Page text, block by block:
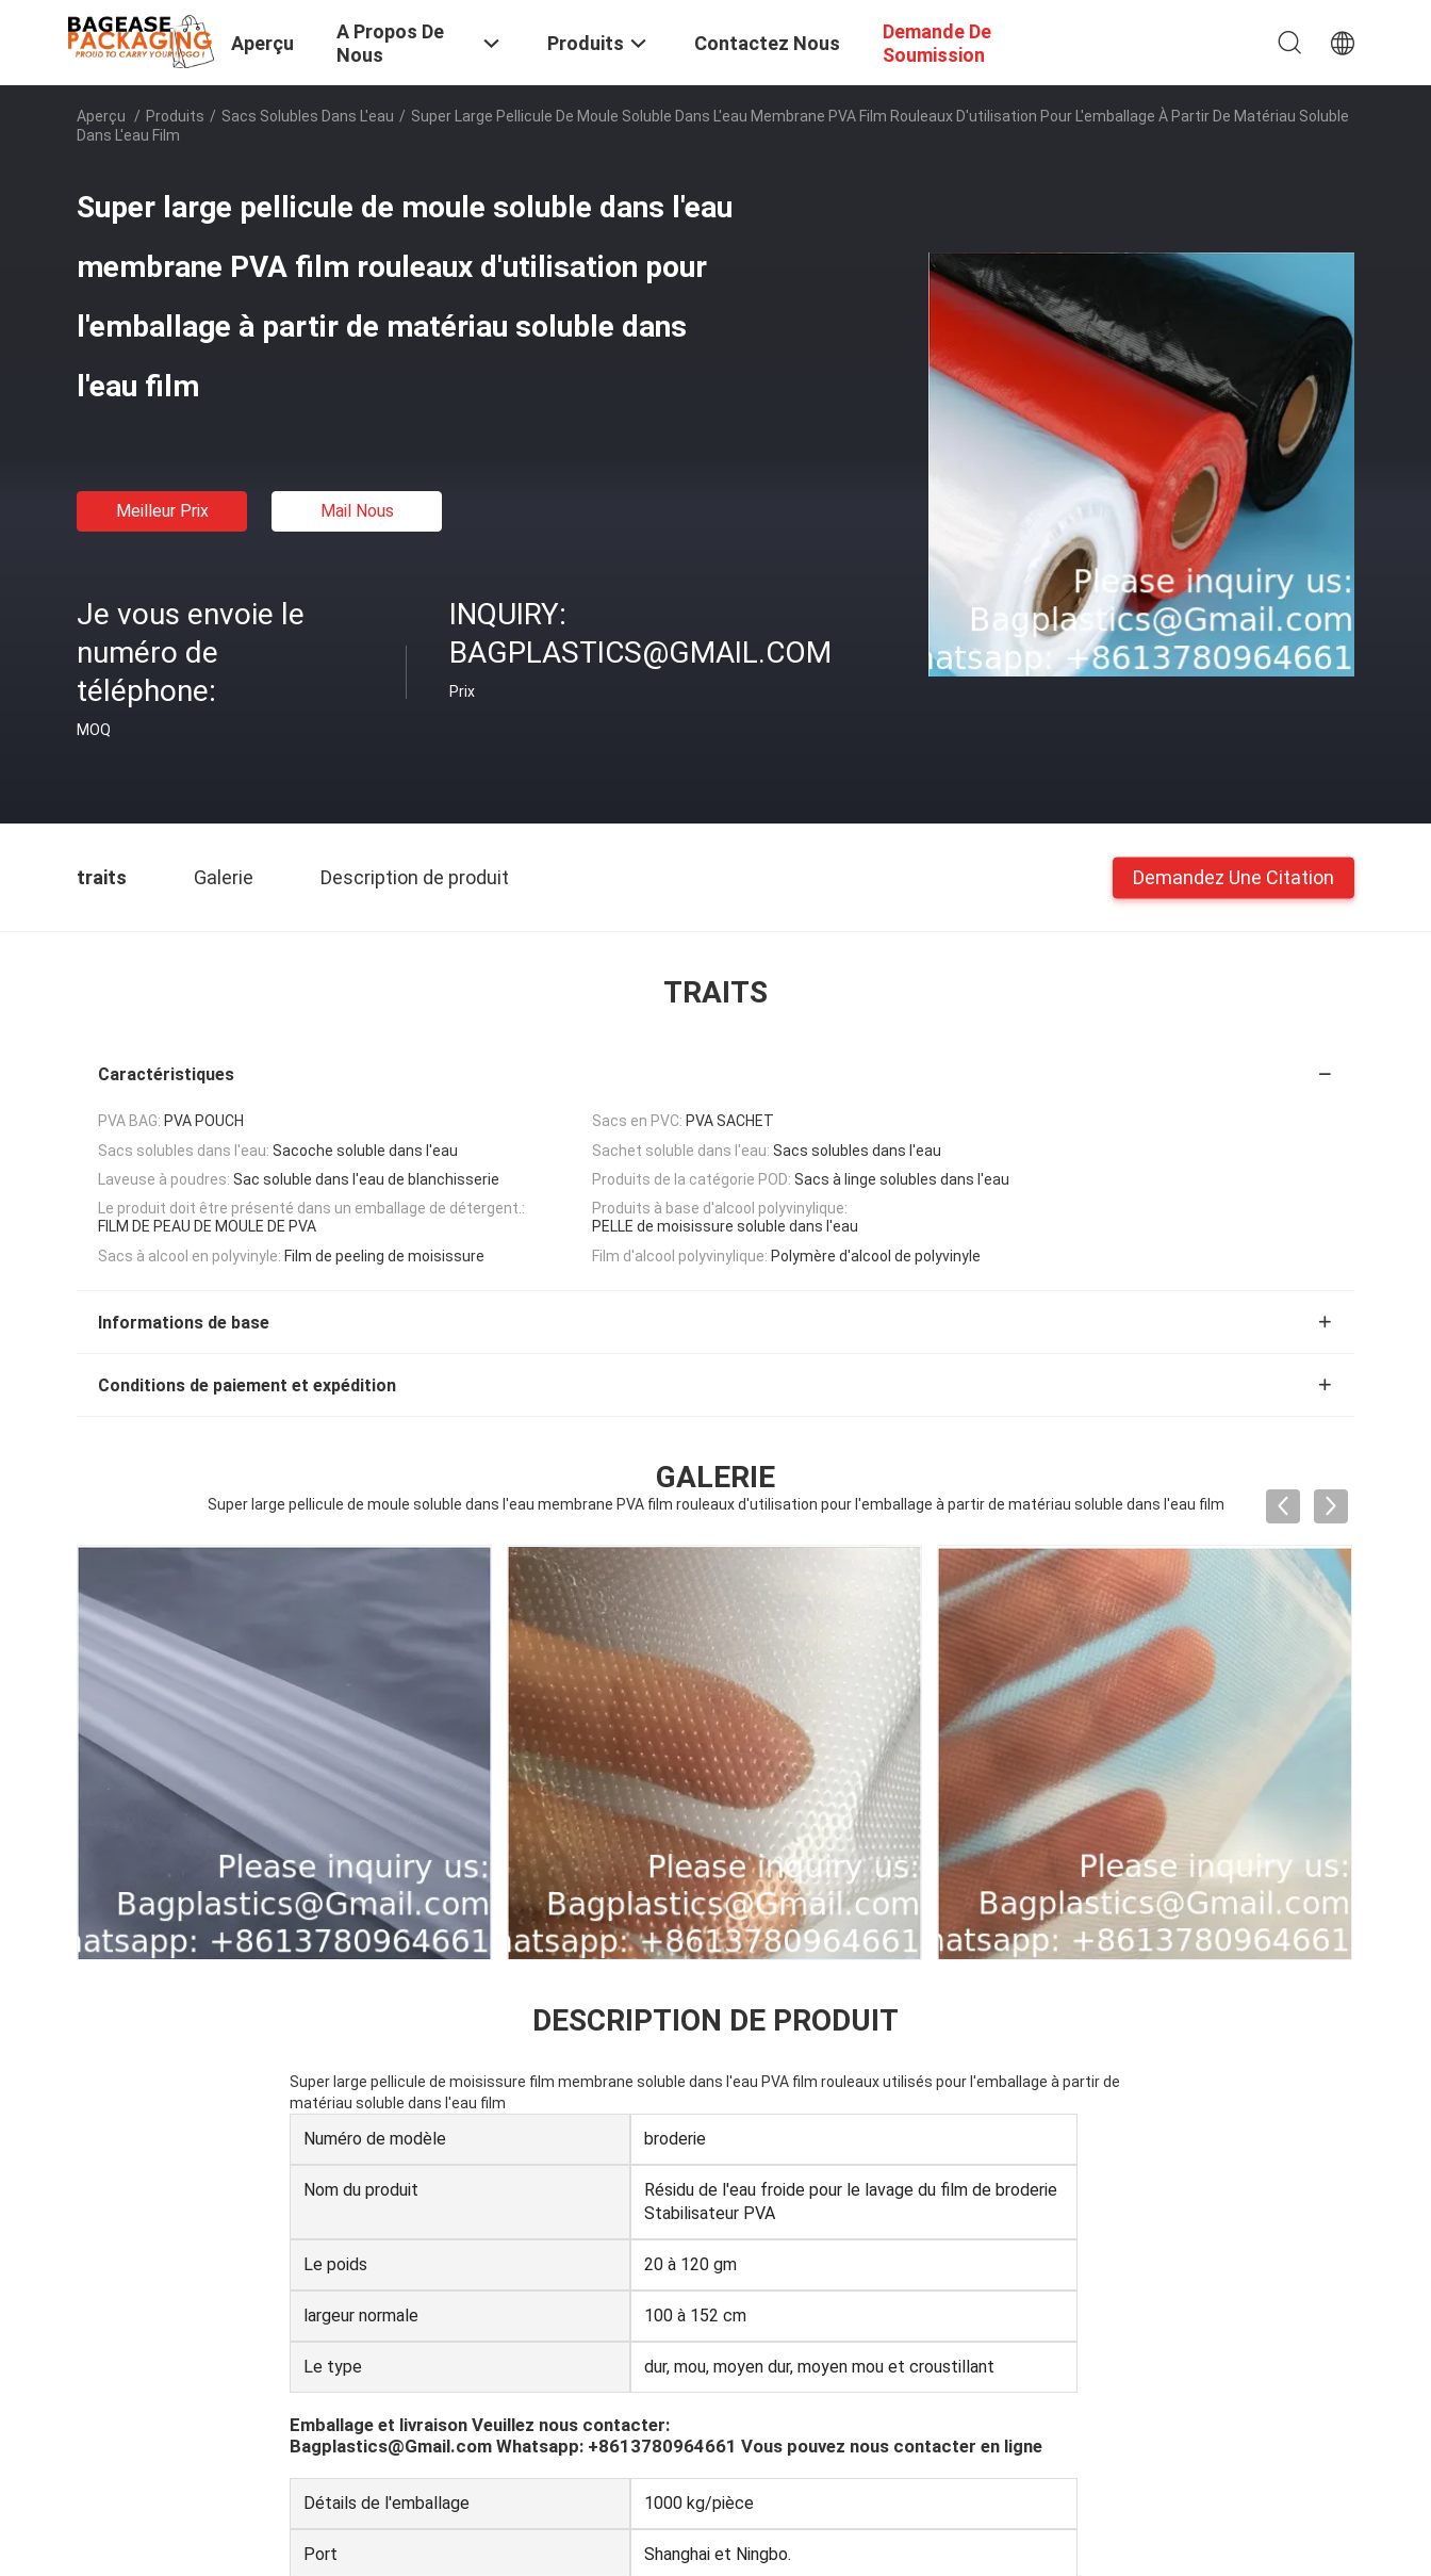
Aperçu
A Propos De
Nous
Produits Contactez Nous
Demande De
Soumission
Aperçu / Produits / Sacs Solubles Dans L'eau / Super Large Pellicule De Moule Soluble Dans L'eau Membrane PVA Film Rouleaux D'utilisation Pour L'emballage À Partir De Matériau Soluble
Dans L'eau Film
Super large pellicule de moule soluble dans l'eau
membrane PVA film rouleaux d'utilisation pour
l'emballage à partir de matériau soluble dans
l'eau film
Meilleur Prix Mail Nous
Je vous envoie le
numéro de
téléphone:
MOQ
INQUIRY:
BAGPLASTICS@GMAIL.COM
Prix
traits Galerie Description de produit Demandez Une Citation
TRAITS
Caractéristiques
PVA BAG: PVA POUCH Sacs en PVC: PVA SACHET
Sacs solubles dans l'eau: Sacoche soluble dans l'eau Sachet soluble dans l'eau: Sacs solubles dans l'eau
Laveuse à poudres: Sac soluble dans l'eau de blanchisserie Produits de la catégorie POD: Sacs à linge solubles dans l'eau
Le produit doit être présenté dans un emballage de détergent.:
FILM DE PEAU DE MOULE DE PVA
Produits à base d'alcool polyvinylique:
PELLE de moisissure soluble dans l'eau
Sacs à alcool en polyvinyle: Film de peeling de moisissure Film d'alcool polyvinylique: Polymère d'alcool de polyvinyle
Informations de base
Conditions de paiement et expédition
GALERIE
Super large pellicule de moule soluble dans l'eau membrane PVA film rouleaux d'utilisation pour l'emballage à partir de matériau soluble dans l'eau film
DESCRIPTION DE PRODUIT
Super large pellicule de moisissure film membrane soluble dans l'eau PVA film rouleaux utilisés pour l'emballage à partir de
matériau soluble dans l'eau film
Numéro de modèle broderie
Nom du produit
Résidu de l'eau froide pour le lavage du film de broderie
Stabilisateur PVA
Le poids 20 à 120 gm
largeur normale 100 à 152 cm
Le type dur, mou, moyen dur, moyen mou et croustillant
Emballage et livraison Veuillez nous contacter:
Bagplastics@Gmail.com Whatsapp: +8613780964661 Vous pouvez nous contacter en ligne
Détails de l'emballage 1000 kg/pièce
Port Shanghai et Ningbo.